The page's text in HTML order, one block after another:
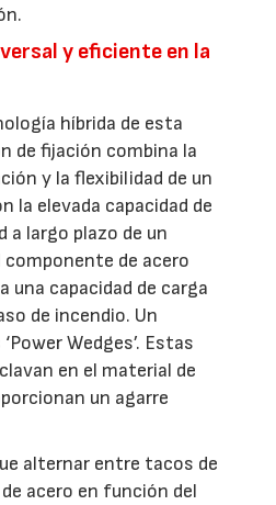
y eficiente en la
híbrida de esta
de fijación combina la
y la flexibilidad de un
la elevada capacidad de
a largo plazo de un
componente de acero
una capacidad de carga
de incendio. Un
Wedges’. Estas
en el material de
un agarre
alternar entre tacos de
acero en función del